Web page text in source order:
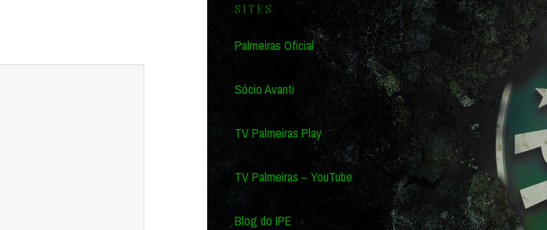
SITES
Palmeiras Oficial
Sócio Avanti
TV Palmeiras Play
TV Palmeiras – YouTube
Blog do IPE